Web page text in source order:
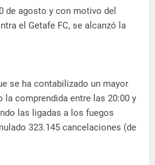
de agosto y con motivo del
el Getafe FC, se alcanzó la
se ha contabilizado un mayor
la comprendida entre las 20:00 y
las ligadas a los fuegos
323.145 cancelaciones (de